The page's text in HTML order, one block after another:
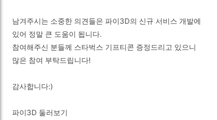
남겨주시는 소중한 의견들은 파이3D의 신규 서비스 개발에
있어 정말 큰 도움이 됩니다.
참여해주신 분들께 스타벅스 기프티콘 증정드리고 있으니
많은 참여 부탁드립니다!
감사합니다:)
파이3D 둘러보기